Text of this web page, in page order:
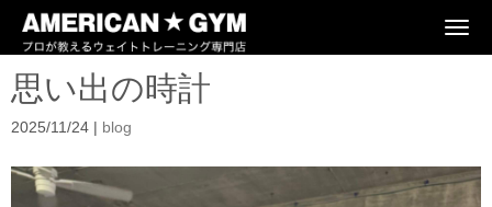
N
o
n
思い出の時計
2025/11/24 | blog